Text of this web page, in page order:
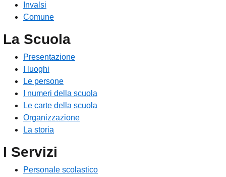
Invalsi
Comune
La Scuola
Presentazione
I luoghi
Le persone
I numeri della scuola
Le carte della scuola
Organizzazione
La storia
I Servizi
Personale scolastico